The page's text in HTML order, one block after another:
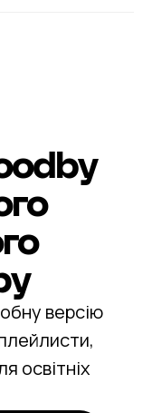
версію
освітніх